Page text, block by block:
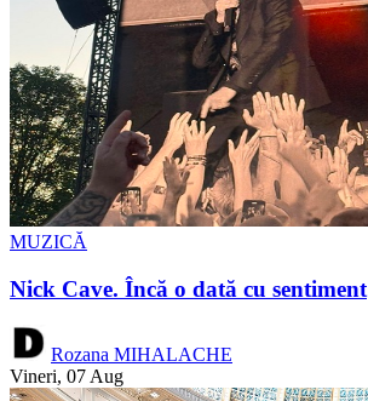
MUZICĂ
Nick Cave. Încă o dată cu sentiment
Rozana MIHALACHE
Vineri, 07 Aug